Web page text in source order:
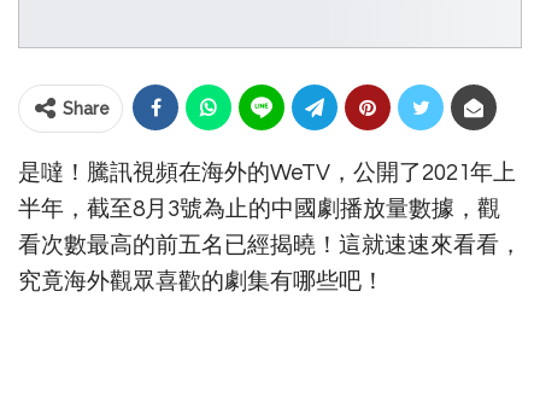
Share
是噠！騰訊視頻在海外的WeTV，公開了2021年上
半年，截至8月3號為止的中國劇播放量數據，觀
看次數最高的前五名已經揭曉！這就速速來看看，
究竟海外觀眾喜歡的劇集有哪些吧！